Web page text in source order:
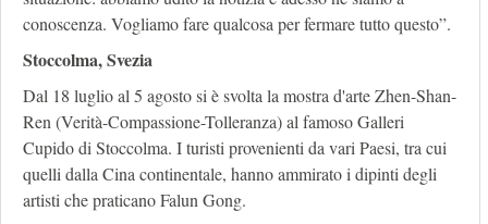
conoscenza. Vogliamo fare qualcosa per fermare tutto questo”.
Stoccolma, Svezia
Dal 18 luglio al 5 agosto si è svolta la mostra d'arte Zhen-Shan-
Ren (Verità-Compassione-Tolleranza) al famoso Galleri
Cupido di Stoccolma. I turisti provenienti da vari Paesi, tra cui
quelli dalla Cina continentale, hanno ammirato i dipinti degli
artisti che praticano Falun Gong.